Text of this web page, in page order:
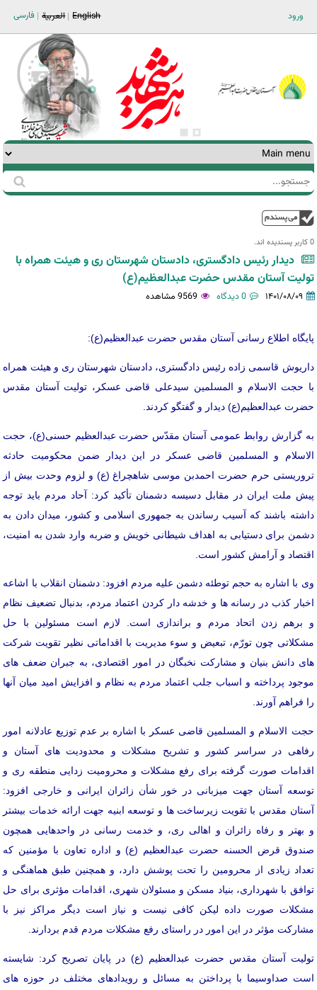
ورود فارسی العربية English
فرم
جستجو
جستجو
0 کاربر پسندیده اند.‎
دیدار رئیس دادگستری، دادستان شهرستان ری و هیئت همراه با
تولیت آستان مقدس حضرت عبدالعظیم(ع)
۱۴۰۱/۰۸/۰۹ 0 دیدگاه 9569 مشاهده
پایگاه اطلاع رسانی آستان مقدس حضرت عبدالعظیم(ع):
داریوش قاسمی زاده رئیس دادگستری، دادستان شهرستان ری و هیئت همراه
با حجت الاسلام و المسلمین سیدعلی قاضی عسکر، تولیت آستان مقدس
حضرت عبدالعظیم(ع) دیدار و گفتگو کردند.
به گزارش روابط عمومی آستان مقدّس حضرت عبدالعظیم حسنی(ع)، حجت
الاسلام و المسلمین قاضی عسکر در این دیدار ضمن محکومیت حادثه
تروریستی حرم حضرت احمدبن موسی شاهچراغ (ع) و لزوم وحدت بیش از
پیش ملت ایران در مقابل دسیسه دشمنان تأکید کرد: آحاد مردم باید توجه
داشته باشند که آسیب رساندن به جمهوری اسلامی و کشور، میدان دادن به
دشمن برای دستیابی به اهداف شیطانی خویش و ضربه وارد شدن به امنیت،
اقتصاد و آرامش کشور است.
وی با اشاره به حجم توطئه دشمن علیه مردم افزود: دشمنان انقلاب با اشاعه
اخبار کذب در رسانه ها و خدشه دار کردن اعتماد مردم، بدنبال تضعیف نظام
و برهم زدن اتحاد مردم و براندازی است. لازم است مسئولین با حل
مشکلاتی چون تورّم، تبعیض و سوء مدیریت با اقداماتی نظیر تقویت شرکت
های دانش بنیان و مشارکت نخبگان در امور اقتصادی، به جبران ضعف های
موجود پرداخته و اسباب جلب اعتماد مردم به نظام و افزایش امید میان آنها
را فراهم آورند.
حجت الاسلام و المسلمین قاضی عسکر با اشاره بر عدم توزیع عادلانه امور
رفاهی در سراسر کشور و تشریح مشکلات و محدودیت های آستان و
اقدامات صورت گرفته برای رفع مشکلات و محرومیت زدایی منطقه ری و
توسعه آستان جهت میزبانی در خور شأن زائران ایرانی و خارجی افزود:
آستان مقدس با تقویت زیرساخت ها و توسعه ابنیه جهت ارائه خدمات بیشتر
و بهتر و رفاه زائران و اهالی ری، و خدمت رسانی در واحدهایی همچون
صندوق قرض الحسنه حضرت عبدالعظیم (ع) و اداره تعاون با مؤمنین که
تعداد زیادی از محرومین را تحت پوشش دارد، و همچنین طبق هماهنگی و
توافق با شهرداری، بنیاد مسکن و مسئولان شهری، اقدامات مؤثری برای حل
مشکلات صورت داده لیکن کافی نیست و نیاز است دیگر مراکز نیز با
مشارکت مؤثر در این امور در راستای رفع مشکلات مردم قدم بردارند.
تولیت آستان مقدس حضرت عبدالعظیم (ع) در پایان تصریح کرد: شایسته
است صداوسیما با پرداختن به مسائل و رویدادهای مختلف در حوزه های